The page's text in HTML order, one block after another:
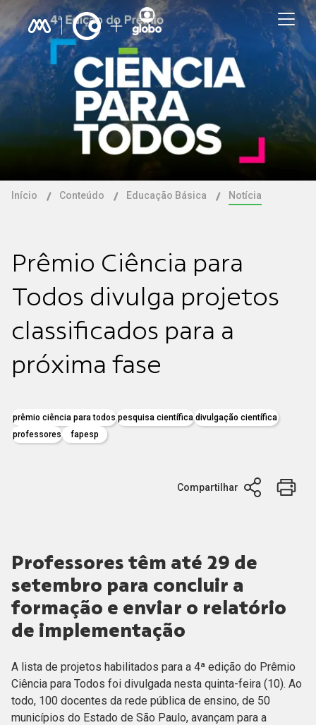
Início Conteúdo Educação Básica Notícia
Prêmio Ciência para
Todos divulga projetos
classificados para a
próxima fase
prêmio ciência para todos pesquisa científica divulgação científica
professores
fapesp
Compartilhar
Professores têm até 29 de
setembro para concluir a
formação e enviar o relatório
de implementação
A lista de projetos habilitados para a 4ª edição do Prêmio
Ciência para Todos foi divulgada nesta quinta-feira (10). Ao
todo, 100 docentes da rede pública de ensino, de 50
municípios do Estado de São Paulo, avançam para a